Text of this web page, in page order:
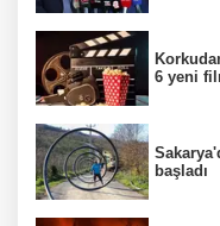
6 yeni
başladı